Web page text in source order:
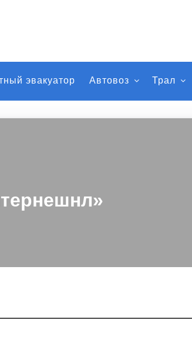
эвакуатор Автовоз Трал